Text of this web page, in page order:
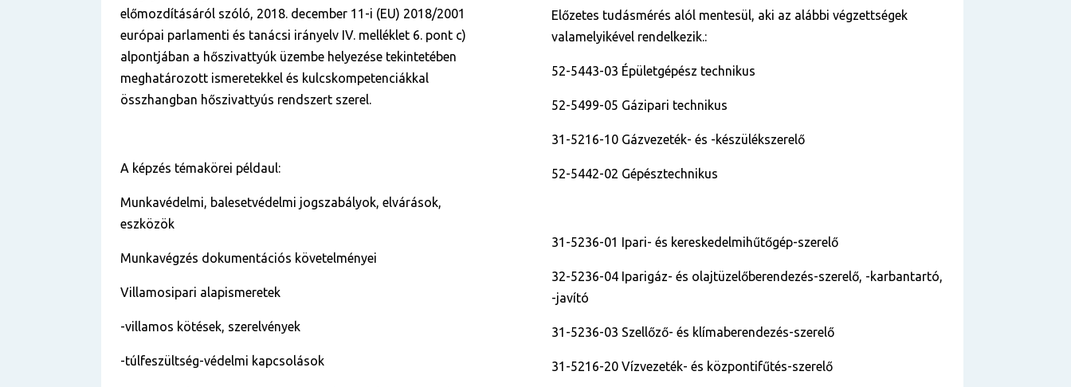
előmozdításáról szóló, 2018. december 11-i (EU) 2018/2001
európai parlamenti és tanácsi irányelv IV. melléklet 6. pont c)
alpontjában a hőszivattyúk üzembe helyezése tekintetében
meghatározott ismeretekkel és kulcskompetenciákkal
összhangban hőszivattyús rendszert szerel.
A képzés témakörei példaul:
Munkavédelmi, balesetvédelmi jogszabályok, elvárások,
eszközök
Munkavégzés dokumentációs követelményei
Villamosipari alapismeretek
-villamos kötések, szerelvények
-túlfeszültség-védelmi kapcsolások
Előzetes tudásmérés alól mentesül, aki az alábbi végzettségek
valamelyikével rendelkezik.:
52-5443-03 Épületgépész technikus
52-5499-05 Gázipari technikus
31-5216-10 Gázvezeték- és -készülékszerelő
52-5442-02 Gépésztechnikus
31-5236-01 Ipari- és kereskedelmihűtőgép-szerelő
32-5236-04 Iparigáz- és olajtüzelőberendezés-szerelő, -karbantartó,
-javító
31-5236-03 Szellőző- és klímaberendezés-szerelő
31-5216-20 Vízvezeték- és központifűtés-szerelő